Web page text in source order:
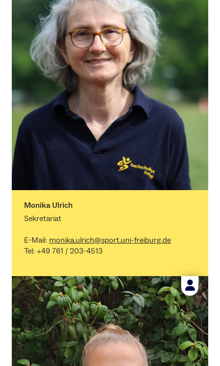
Monika Ulrich
Sekretariat
E-Mail: monika.ulrich@sport.uni-freiburg.de
Tel: +49 761 / 203-4513